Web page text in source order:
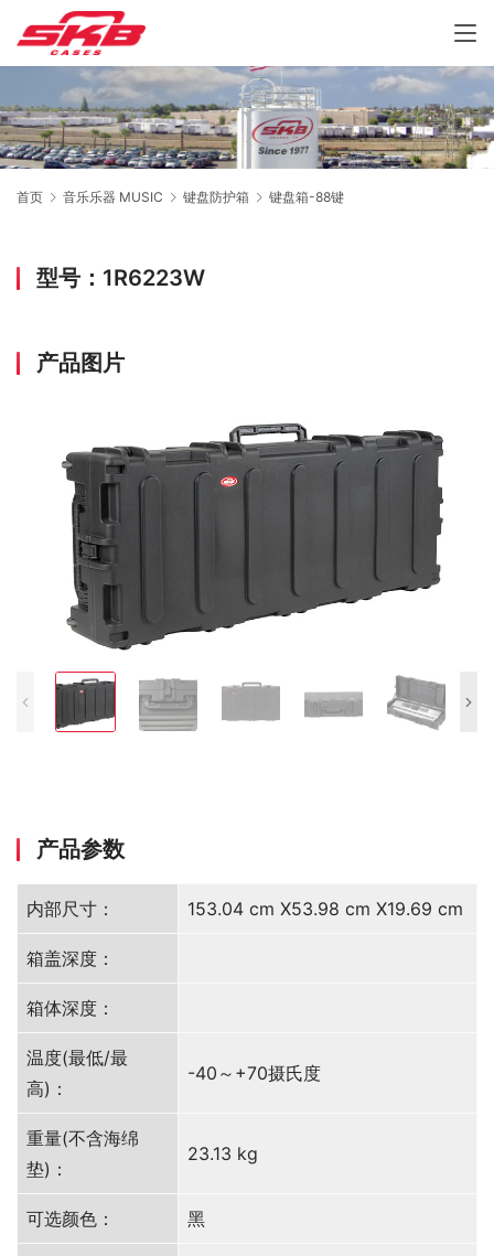
首页 音乐乐器 MUSIC 键盘防护箱 键盘箱-88键
型号：1R6223W
产品图片
产品参数
内部尺寸： 153.04 cm X53.98 cm X19.69 cm
箱盖深度：
箱体深度：
温度(最低/最
高)：
-40～+70摄氏度
重量(不含海绵
垫)：
23.13 kg
可选颜色： 黑